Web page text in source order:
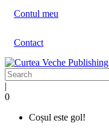
Contul meu
Contact
|
0
Coșul este gol!